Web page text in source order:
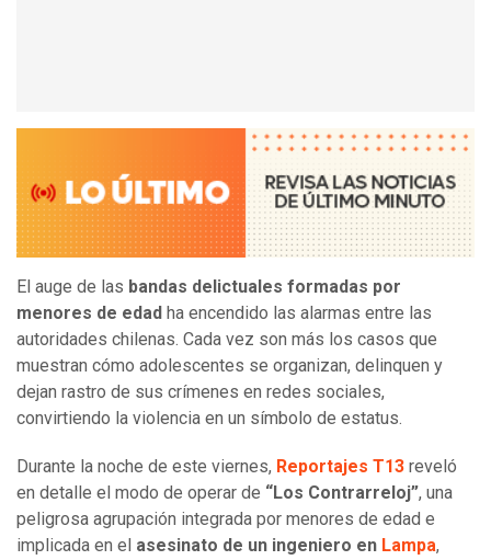
El auge de las bandas delictuales formadas por
menores de edad ha encendido las alarmas entre las
autoridades chilenas. Cada vez son más los casos que
muestran cómo adolescentes se organizan, delinquen y
dejan rastro de sus crímenes en redes sociales,
convirtiendo la violencia en un símbolo de estatus.
Durante la noche de este viernes, Reportajes T13 reveló
en detalle el modo de operar de “Los Contrarreloj”, una
peligrosa agrupación integrada por menores de edad e
implicada en el asesinato de un ingeniero en Lampa,